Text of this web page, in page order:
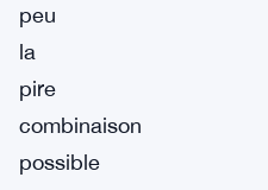
peu
la
pire
combinaison
possible